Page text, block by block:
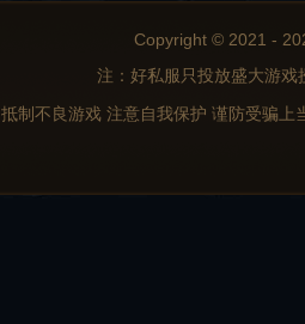
Copyright © 2021 -
注：好私服只投放盛大游
抵制不良游戏 注意自我保护 谨防受骗